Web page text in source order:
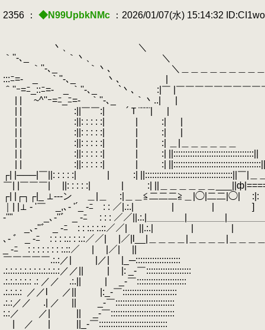
2356 ： ◆N99UpbkNMc ：2026/01/07(水) 15:14:32
丶、
｀''-､_ ｀丶
｀''-､_ ｀丶､ ＼＿＿＿＿＿＿＿＿＿＿＿＿
:::ﾆ=- _ ｀''-､_ 丶､ | | |: : : : :
＾''ｰ=ﾆ_::ﾆ=- _ ｀''-､_ `丶､ :|￣ |￣￣￣￣￣￣￣￣￣
| | ~^''ｰ=ﾆ_ﾆ=- ｀''-､_
| | :||￣￣:| ´Ｔ
| | :||: : : : :| | :| | |
| | :||: : : : :| | :|
| | :||: : : : :| | :| ＿|＿＿＿
| | :||: : : : :| | :|
| | :||: : : : :| | :|
┌| |───|￣||: : : : :| | :|
￣| |￣￣￣| ||: : : : :| | :| ||＿＿＿＿＿＿
┌| |┌┐┌|_ ⊥---ン ＿|＿ :|＿＿≦二二二≧＿|◯|二二|◯|
｜| |⊥ - '￣ _,､- '´_ -ﾆ￣: : ／|.:.|￣￣￣￣|￣￣￣￣|
-''" _､‐''゛ _ -ﾆ￣ : : : ／／||.:.|＿＿＿＿|＿＿＿＿|
_､‐''゛ _ -ﾆ￣: : :.: :.::／／| ||.:.|￣￣￣￣|￣￣￣￣|￣
､‐ ゛ _ -ﾆ￣: : : :.: : :.:／／| |／|l__|＿＿＿＿|＿＿＿＿|＿
_ -ﾆ￣: : : : : : : :.::／ | |／|
￣￣￣￣￣.:.:／| |／| |_─:::::::::::::::::::
.:.:.:.:.:.:.:.:.:.:.:.:／／|| | |: _‐￣:::::::::::::::::::
.:.:.:.:.:.: .: ／／ .:.|| | _‐￣
.:.:.:.:
／／l ／|| |:_-￣
.:.:／／ .| ／ || _-￣
:.:／ ／| || _‐￣
| ／ | ||_‐￣